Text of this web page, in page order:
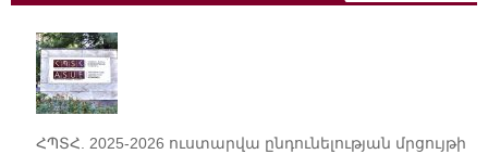
ՀՊՏՀ. 2025-2026 ուստարվա ընդունելության մրցույթի